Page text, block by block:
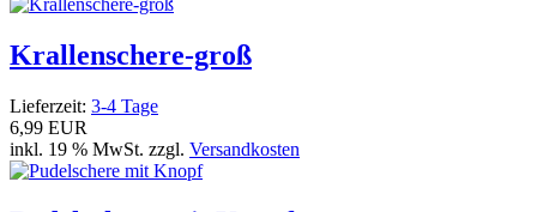
Krallenschere-groß
Lieferzeit: 3-4 Tage
6,99 EUR
inkl. 19 % MwSt. zzgl. Versandkosten